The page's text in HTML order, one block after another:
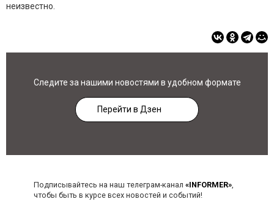
неизвестно.
Следите за нашими новостями в удобном формате
Перейти в Дзен
Подписывайтесь на наш телеграм-канал «INFORMER»,
чтобы быть в курсе всех новостей и событий!